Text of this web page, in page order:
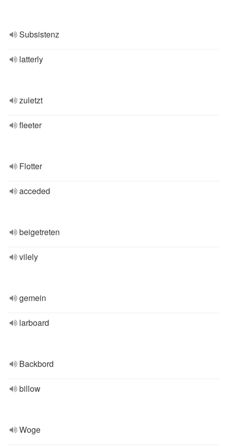
Subsistenz
latterly
zuletzt
fleeter
Flotter
acceded
beigetreten
vilely
gemein
larboard
Backbord
billow
Woge